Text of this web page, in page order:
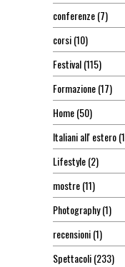
conferenze(7)
corsi(10)
Festival(115)
Formazione(17)
Home(50)
Italiani all' estero
Lifestyle(2)
mostre(11)
Photography(1)
recensioni(1)
Spettacoli(233)